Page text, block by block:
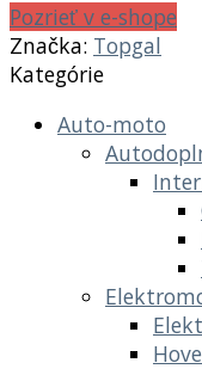
Pozrieť v e-shope
Značka: Topgal
Kategórie
Auto-moto